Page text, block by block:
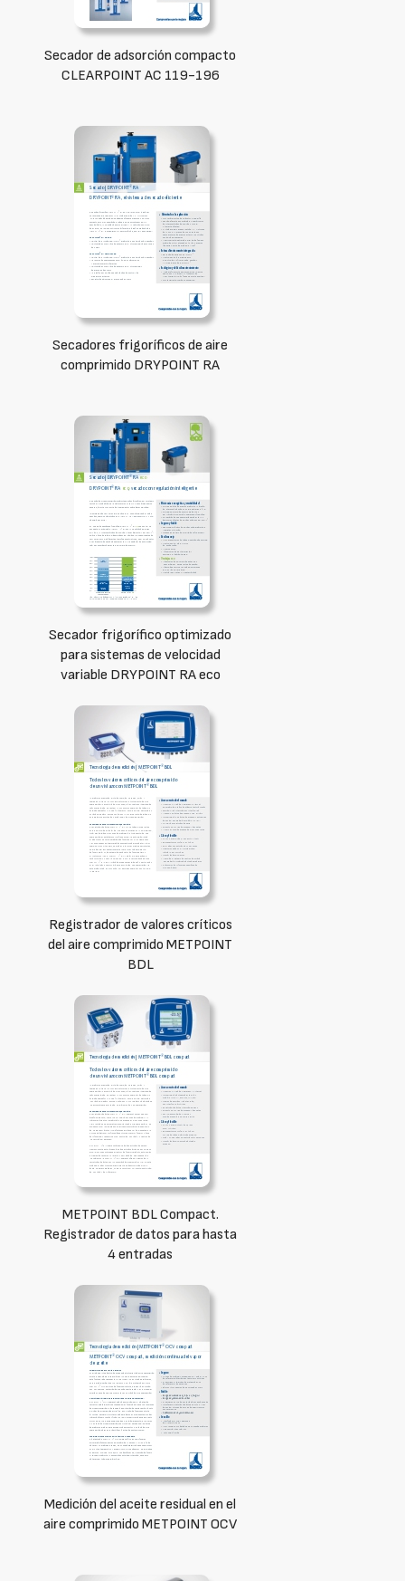
Secador de adsorción compacto
CLEARPOINT AC 119-196
Secadores frigoríficos de aire
comprimido DRYPOINT RA
Secador frigorífico optimizado
para sistemas de velocidad
variable DRYPOINT RA eco
Registrador de valores críticos
del aire comprimido METPOINT
BDL
METPOINT BDL Compact.
Registrador de datos para hasta
4 entradas
Medición del aceite residual en el
aire comprimido METPOINT OCV